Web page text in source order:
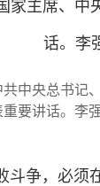
央总书记、
要讲话。李
，必须在